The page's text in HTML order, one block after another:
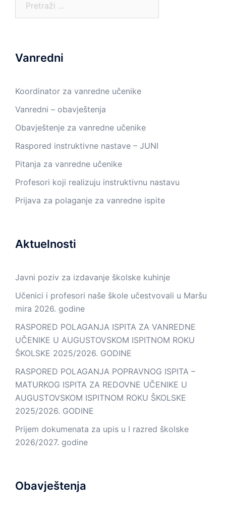
Vanredni
Koordinator za vanredne učenike
Vanredni – obavještenja
Obavještenje za vanredne učenike
Raspored instruktivne nastave – JUNI
Pitanja za vanredne učenike
Profesori koji realizuju instruktivnu nastavu
Prijava za polaganje za vanredne ispite
Aktuelnosti
Javni poziv za izdavanje školske kuhinje
Učenici i profesori naše škole učestvovali u Maršu
mira 2026. godine
RASPORED POLAGANJA ISPITA ZA VANREDNE
UČENIKE U AUGUSTOVSKOM ISPITNOM ROKU
ŠKOLSKE 2025/2026. GODINE
RASPORED POLAGANJA POPRAVNOG ISPITA –
MATURKOG ISPITA ZA REDOVNE UČENIKE U
AUGUSTOVSKOM ISPITNOM ROKU ŠKOLSKE
2025/2026. GODINE
Prijem dokumenata za upis u I razred školske
2026/2027. godine
Obavještenja